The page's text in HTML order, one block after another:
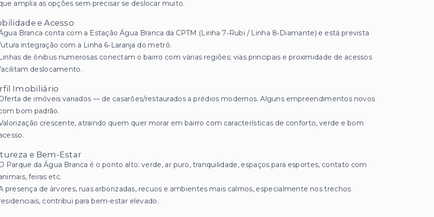
amplia as opções sem precisar se deslocar muito.
e Acesso
Branca conta com a Estação Água Branca da CPTM (Linha 7‑Rubi / Linha 8‑Diamante) e está prevista
integração com a Linha 6‑Laranja do metrô.
Linhas de ônibus numerosas conectam o bairro com várias regiões; vias principais e proximidade de acessos
deslocamento.
Imobiliário
de imóveis variados — de casarões/restaurados a prédios modernos. Alguns empreendimentos novos
bom padrão.
crescente, atraindo quem quer morar em bairro com características de conforto, verde e bom
e Bem-Estar
Parque da Água Branca é o ponto alto: verde, ar puro, tranquilidade, espaços para esportes, contato com
feiras etc.
presença de árvores, ruas arborizadas, recuos e ambientes mais calmos, especialmente nos trechos
contribui para bem-estar elevado.